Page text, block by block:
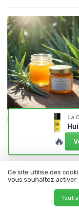
•
25/
Les bienfaits de la
l'aloe et propolis
La
🔥
Ce site utilise des
vous souhaitez activer
Tout